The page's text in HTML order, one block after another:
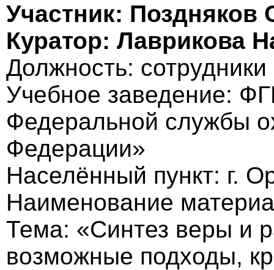
Участник: Поздняков
Куратор: Лаврикова
Должность: cотрудники
Учебное заведение:
Федеральной службы
Федерации»
Населённый пункт: г.
Наименование
Тема: «Синтез веры и
возможные подходы,